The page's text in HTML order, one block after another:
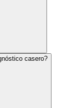
casero?